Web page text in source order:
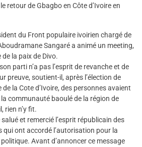
retour de Gbagbo en Côte d’Ivoire en
du Front populaire ivoirien chargé de
Sangaré a animé un meeting,
de la paix de Divo.
parti n’a pas l’esprit de revanche et de
preuve, soutient-il, après l’élection de
la Cote d’Ivoire, des personnes avaient
communauté baoulé de la région de
rien n’y fit.
et remercié l’esprit républicain des
ont accordé l’autorisation pour la
Avant d’annoncer ce message